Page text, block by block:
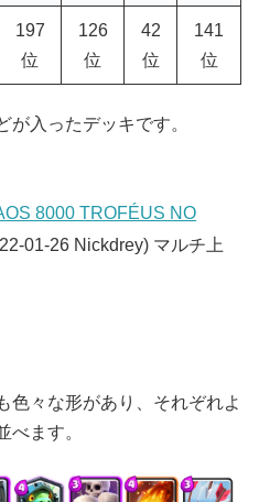
197
位
126
位
42
位
141
位
が入ったデッキです。
8000 TROFÉUS NO
01-26 Nickdrey) マルチ上
色々な形があり、それぞれよ
べます。